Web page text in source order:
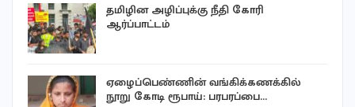
தமிழின அழிப்புக்கு நீதி கோரி
ஆர்ப்பாட்டம்
ஏழைப்பெண்ணின் வங்கிக்கணக்கில்
நூறு கோடி ரூபாய்: பரபரப்பை…